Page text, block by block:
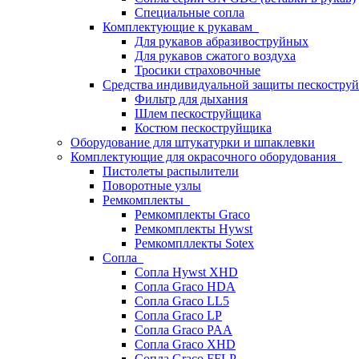
Специальные сопла
Комплектующие к рукавам
Для рукавов абразивоструйных
Для рукавов сжатого воздуха
Тросики страховочные
Средства индивидуальной защиты
Фильтр для дыхания
Шлем пескоструйщика
Костюм пескоструйщика
Оборудование для штукатурки и шпаклевки
Комплектующие для окрасочного оборудования
Пистолеты распылители
Поворотные узлы
Ремкомплекты
Ремкомплекты Graco
Ремкомплекты Hywst
Ремкомпллекты Sotex
Сопла
Сопла Hywst XHD
Сопла Graco HDA
Сопла Graco LL5
Сопла Graco LP
Сопла Graco PAA
Сопла Graco XHD